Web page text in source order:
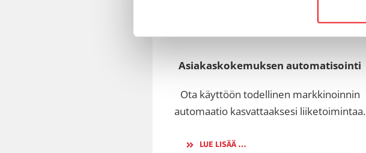
Asiakaskokemuksen automatisointi
Ota käyttöön todellinen markkinoinnin
automaatio kasvattaaksesi liiketoimintaa.
LUE LISÄÄ …